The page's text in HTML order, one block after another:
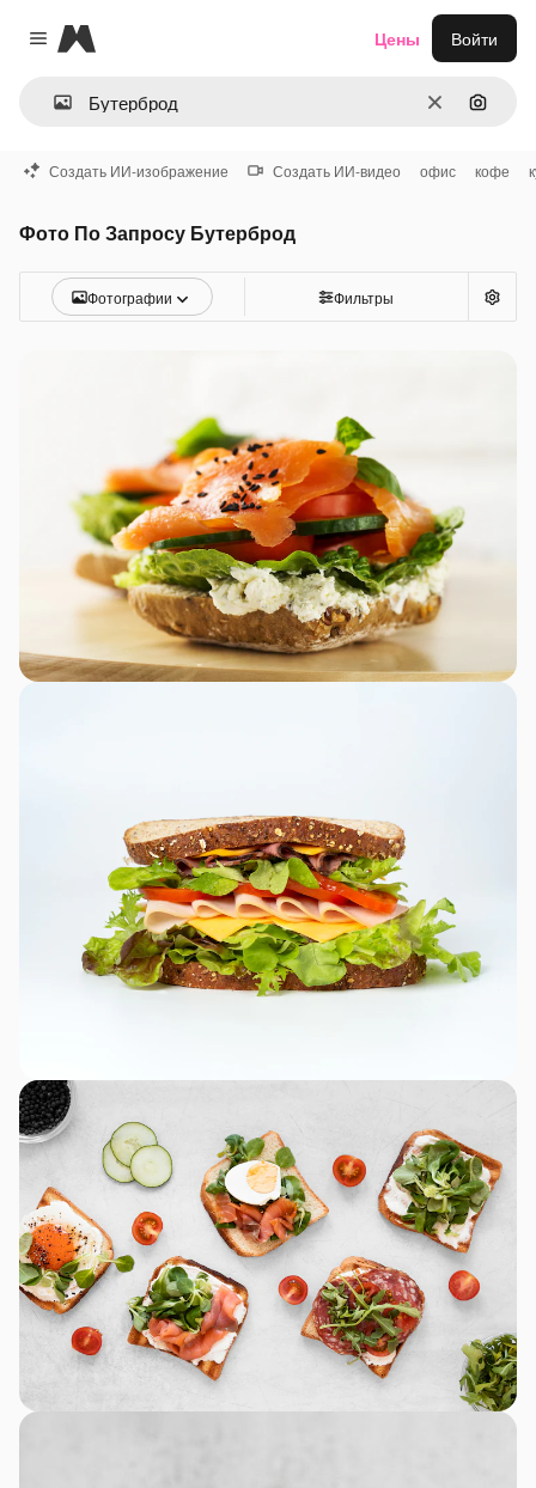
Close menu
Magnific
ОчиститьПоиск
Цены Войти
Создать ИИ-изображение Создать ИИ-видео офис кофе
Фото По Запросу Бутерброд
Фотографии Фильтры